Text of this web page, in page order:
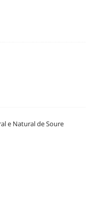
e Natural de Soure